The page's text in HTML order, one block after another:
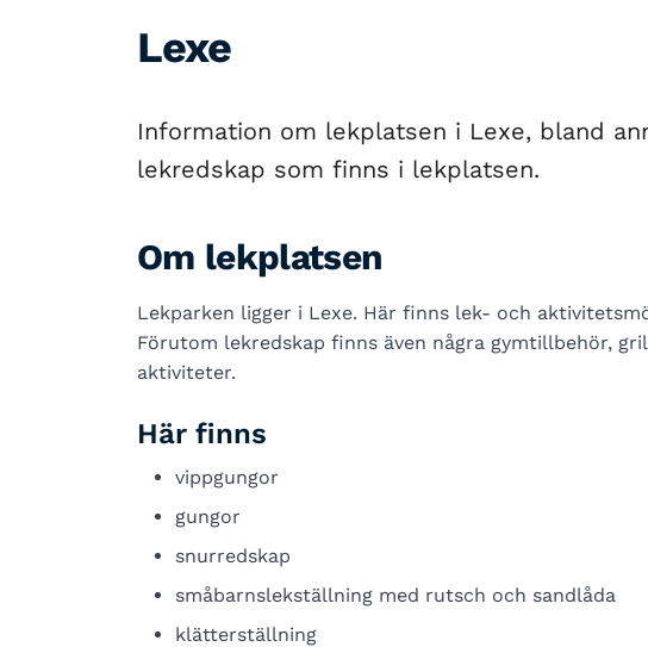
Lexe
Information om lekplatsen i Lexe, bland
lekredskap som finns i lekplatsen.
Om lekplatsen
Lekparken ligger i Lexe. Här finns lek- och
Förutom lekredskap finns även några gymtillbehör,
aktiviteter.
Här finns
vippgungor
gungor
snurredskap
småbarnslekställning med rutsch och sandlåda
klätterställning